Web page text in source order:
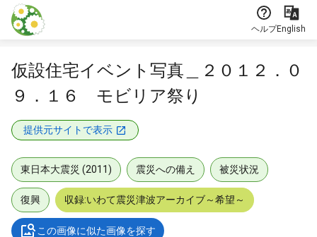
本文に飛ぶ
ヘルプEnglish
仮設住宅イベント写真＿２０１２．０
９．１６ モビリア祭り
提供元サイトで表示
東日本大震災 (2011) 震災への備え 被災状況
復興 収録:いわて震災津波アーカイブ～希望～
この画像に似た画像を探す